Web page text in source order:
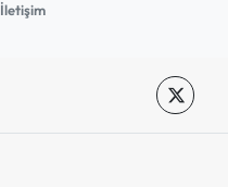
İletişim